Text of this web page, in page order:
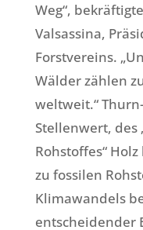
Weg“,
Valsassina,
Forstvereins.
Wälder zählen
weltweit.“
Stellenwert, des
Rohstoffes“
zu fossilen
Klimawandels
entscheidender